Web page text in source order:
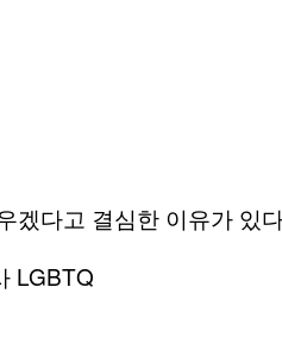
겠다고 결심한 이유가 있